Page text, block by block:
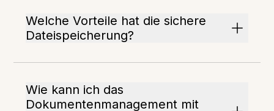
Welche Vorteile hat die sichere
Dateispeicherung?
Wie kann ich das
Dokumentenmanagement mit